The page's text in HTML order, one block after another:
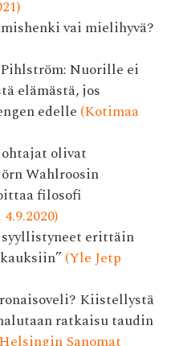
vai mielihyvä?
Nuorille ei
elämästä, jos
edelle (Kotimaa
olivat
Wahlroosin
filosofi
syyllistyneet erittäin
(Yle Jetp
Kiistellystä
ratkaisu taudin